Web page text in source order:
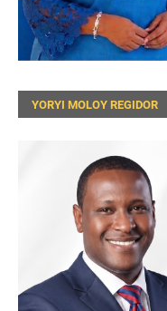
YORYI MOLOY REGIDOR